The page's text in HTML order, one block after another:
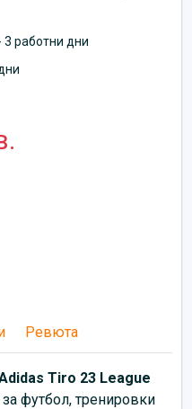
3 работни дни
Ревюта
Tiro 23 League
футбол, тренировки